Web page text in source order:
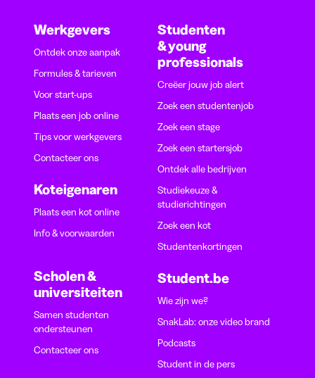
Werkgevers
Ontdek onze aanpak
Formules & tarieven
Voor start-ups
Plaats een job online
Tips voor werkgevers
Contacteer ons
Koteigenaren
Plaats een kot online
Info & voorwaarden
Scholen &
universiteiten
Samen studenten
ondersteunen
Contacteer ons
Studenten
& young
professionals
Creëer jouw job alert
Zoek een studentenjob
Zoek een stage
Zoek een startersjob
Ontdek alle bedrijven
Studiekeuze &
studierichtingen
Zoek een kot
Studentenkortingen
Student.be
Wie zijn we?
SnakLab: onze video brand
Podcasts
Student in de pers